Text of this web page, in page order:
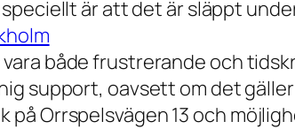
är att det är släppt
både frustrerande och
support, oavsett om det
på Orrspelsvägen 13 och